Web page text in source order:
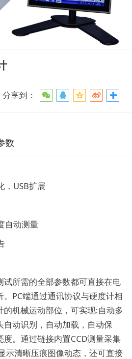
分享到：
数
，USB扩展
自动测量
试所需的全部参数都可直接在电
PC端通过通讯协议与硬度计相
的机械运动部位，可实现:自动多
动识别，自动加载，自动保
。通过链接内置CCD测量采集
示清晰压痕图像动态，还可直接